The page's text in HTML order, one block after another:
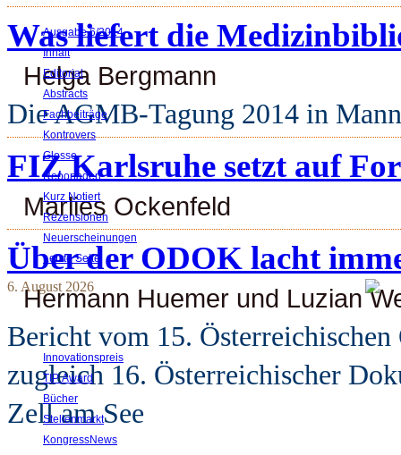
Ausgabe 6/2014
Inhalt
Editorial
Abstracts
Fachbeiträge
Kontrovers
Glosse
Reportagen
Kurz Notiert
Rezensionen
Neuerscheinungen
Letzte Seite
6. August 2026
Innovationspreis
TIP Award
Bücher
Stellenmarkt
KongressNews
Was liefert die
Helga Bergmann
Die AGMB-Tagung 2014 in
FIZ Karlsruhe setzt auf
Marlies Ockenfeld
Über der ODOK lacht
Hermann Huemer und Luzian
Bericht vom 15.
zugleich 16. Österreichischer
Zell am See